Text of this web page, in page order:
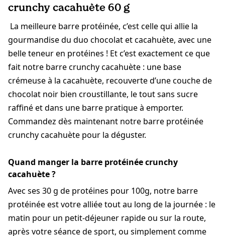
crunchy cacahuète 60 g
La meilleure barre protéinée, c’est celle qui allie la
gourmandise du duo chocolat et cacahuète, avec une
belle teneur en protéines ! Et c’est exactement ce que
fait notre barre crunchy cacahuète : une base
crémeuse à la cacahuète, recouverte d’une couche de
chocolat noir bien croustillante, le tout sans sucre
raffiné et dans une barre pratique à emporter.
Commandez dès maintenant notre barre protéinée
crunchy cacahuète pour la déguster.
Quand manger la barre protéinée crunchy
cacahuète ?
Avec ses 30 g de protéines pour 100g, notre barre
protéinée est votre alliée tout au long de la journée : le
matin pour un petit-déjeuner rapide ou sur la route,
après votre séance de sport, ou simplement comme